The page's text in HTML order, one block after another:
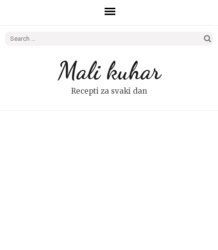
Search
Mali kuhar
Recepti za svaki dan